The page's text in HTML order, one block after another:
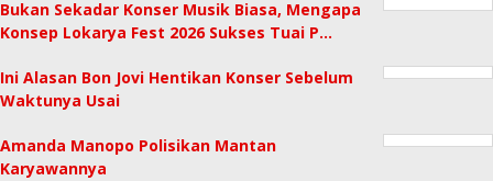
Bukan Sekadar Konser Musik Biasa, Mengapa
Konsep Lokarya Fest 2026 Sukses Tuai P…
Ini Alasan Bon Jovi Hentikan Konser Sebelum
Waktunya Usai
Amanda Manopo Polisikan Mantan
Karyawannya